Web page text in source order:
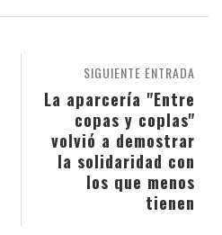
SIGUIENTE ENTRADA
La aparcería "Entre
copas y coplas"
volvió a demostrar
la solidaridad con
los que menos
tienen